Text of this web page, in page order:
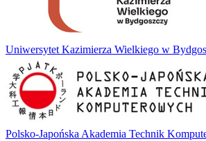
Uniwersytet Kazimierza Wielkiego w
Polsko-Japońska Akademia Technik